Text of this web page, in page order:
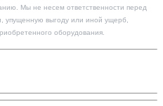
Мы не несем ответственности перед
упущенную выгоду или иной ущерб,
оборудования.